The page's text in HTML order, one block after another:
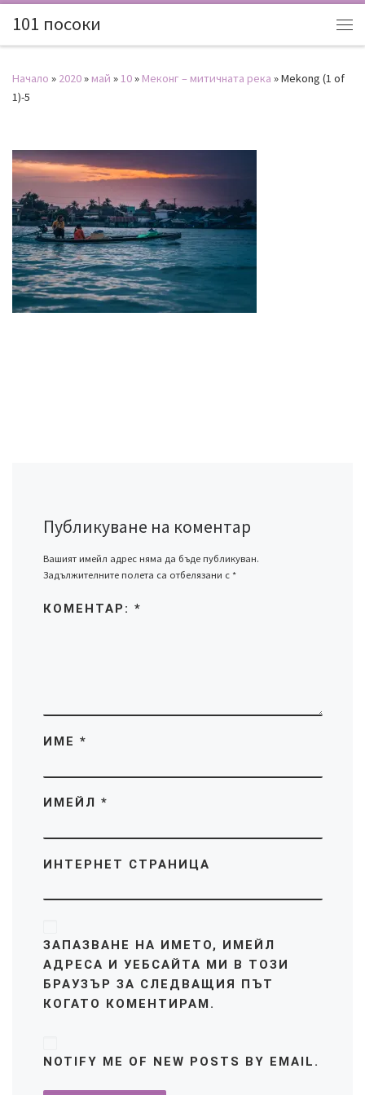
101 посоки
Начало » 2020» май »10» Меконг – митичната река »Mekong (1 of
1)-5
Публикуване на коментар
Вашият имейл адрес няма да бъде публикуван.
Задължителните полета са отбелязани с *
КОМЕНТАР: *
ИМЕ *
ИМЕЙЛ *
ИНТЕРНЕТ СТРАНИЦА
ЗАПАЗВАНЕ НА ИМЕТО, ИМЕЙЛ
АДРЕСА И УЕБСАЙТА МИ В ТОЗИ
БРАУЗЪР ЗА СЛЕДВАЩИЯ ПЪТ
КОГАТО КОМЕНТИРАМ.
NOTIFY ME OF NEW POSTS BY EMAIL.